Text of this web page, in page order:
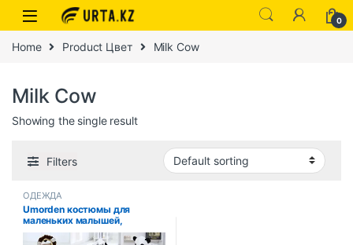
0
Home Product Цвет Milk Cow
Milk Cow
Showing the single result
Filters
ОДЕЖДА
Umorden костюмы для
маленьких малышей,
кролика, собаки, льва, тигра,
динозавра, комбинезон